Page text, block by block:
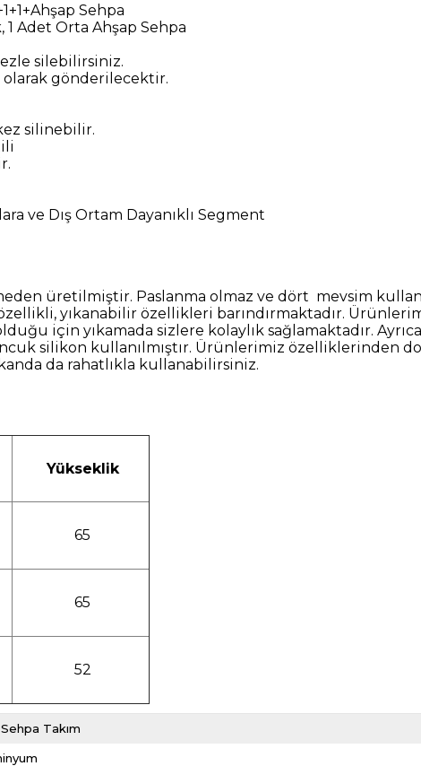
Sehpa
Adet Orta Ahşap Sehpa
silebilirsiniz.
gönderilecektir.
silinebilir.
ve Dış Ortam Dayanıklı Segment
üretilmiştir. Paslanma olmaz ve dört mevsim
yıkanabilir özellikleri barındırmaktadır.
için yıkamada sizlere kolaylık sağlamaktadır.
silikon kullanılmıştır. Ürünlerimiz özelliklerinden
da rahatlıkla kullanabilirsiniz.
Yükseklik
65
65
52
Sehpa Takım